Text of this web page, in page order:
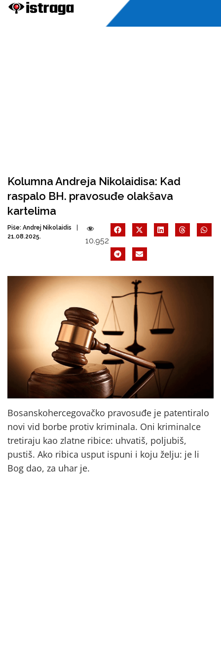
Kolumna Andreja Nikolaidisa: Kad
raspalo BH. pravosuđe olakšava
kartelima
Piše: Andrej Nikolaidis
21.08.2025.
10.952
Bosanskohercegovačko pravosuđe je patentiralo
novi vid borbe protiv kriminala. Oni kriminalce
tretiraju kao zlatne ribice: uhvatiš, poljubiš,
pustiš. Ako ribica usput ispuni i koju želju: je li
Bog dao, za uhar je.